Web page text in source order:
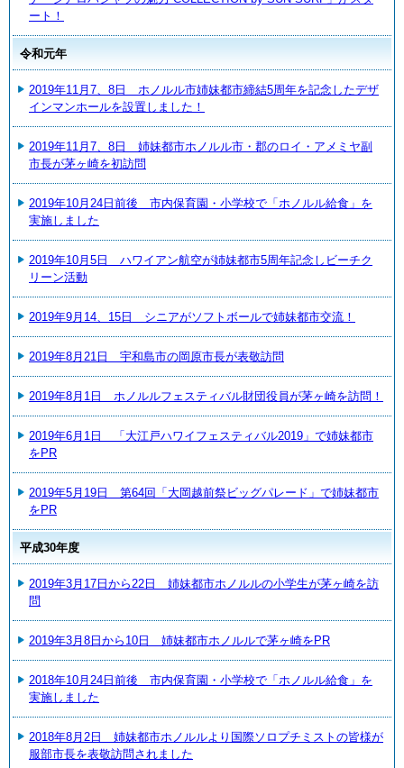
ート！
令和元年
2019年11月7、8日 ホノルル市姉妹都市締結5周年を記念したデザ
インマンホールを設置しました！
2019年11月7、8日 姉妹都市ホノルル市・郡のロイ・アメミヤ副
市長が茅ヶ崎を初訪問
2019年10月24日前後 市内保育園・小学校で「ホノルル給食」を
実施しました
2019年10月5日 ハワイアン航空が姉妹都市5周年記念しビーチク
リーン活動
2019年9月14、15日 シニアがソフトボールで姉妹都市交流！
2019年8月21日 宇和島市の岡原市長が表敬訪問
2019年8月1日 ホノルルフェスティバル財団役員が茅ヶ崎を訪問！
2019年6月1日 「大江戸ハワイフェスティバル2019」で姉妹都市
をPR
2019年5月19日 第64回「大岡越前祭ビッグパレード」で姉妹都市
をPR
平成30年度
2019年3月17日から22日 姉妹都市ホノルルの小学生が茅ヶ崎を訪
問
2019年3月8日から10日 姉妹都市ホノルルで茅ヶ崎をPR
2018年10月24日前後 市内保育園・小学校で「ホノルル給食」を
実施しました
2018年8月2日 姉妹都市ホノルルより国際ソロプチミストの皆様が
服部市長を表敬訪問されました